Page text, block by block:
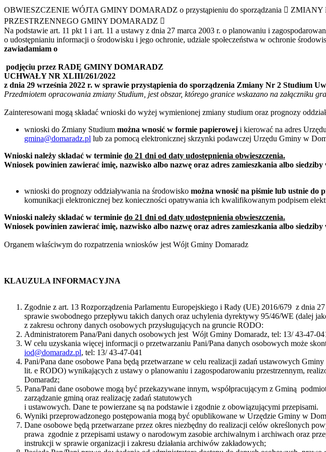
OBWIESZCZENIE WÓJTA GMINY DOMARADZ o przystąpieniu do sporządzania 
PRZESTRZENNEGO GMINY DOMARADZ 
Na podstawie art. 11 pkt 1 i art. 11 a ustawy z dnia 27 marca 2003 r. o planowaniu i
o udostępnianiu informacji o środowisku i jego ochronie, udziale społeczeństwa w ochronie
zawiadamiam o
podjęciu przez RADĘ GMINY DOMARADZ
UCHWAŁY NR XLIII/261/2022
z dnia 29 września 2022 r. w sprawie przystąpienia do sporządzenia Zmiany Nr 2 Studium
Przedmiotem opracowania zmiany Studium, jest obszar, którego granice wskazano na załączniku
Zainteresowani mogą składać wnioski do wyżej wymienionej zmiany studium oraz prognozy
wnioski do Zmiany Studium można wnosić w formie papierowej i kierować na adres
gmina@domaradz.pl lub za pomocą elektronicznej skrzynki podawczej Urzędu Gminy w
Wnioski należy składać w terminie do 21 dni od daty udostępnienia obwieszczenia.
Wniosek powinien zawierać imię, nazwisko albo nazwę oraz adres zamieszkania albo
wnioski do prognozy oddziaływania na środowisko można wnosić na piśmie lub ustnie do
komunikacji elektronicznej bez konieczności opatrywania ich kwalifikowanym podpisem
Wnioski należy składać w terminie do 21 dni od daty udostępnienia obwieszczenia.
Wniosek powinien zawierać imię, nazwisko albo nazwę oraz adres zamieszkania albo
Organem właściwym do rozpatrzenia wniosków jest Wójt Gminy Domaradz
KLAUZULA INFORMACYJNA
Zgodnie z art. 13 Rozporządzenia Parlamentu Europejskiego i Rady (UE) 2016/679 z dnia
sprawie swobodnego przepływu takich danych oraz uchylenia dyrektywy 95/46/WE (dalej
z zakresu ochrony danych osobowych przysługujących na gruncie RODO:
Administratorem Pana/Pani danych osobowych jest Wójt Gminy Domaradz, tel: 13/ 43-47-
W celu uzyskania więcej informacji o przetwarzaniu Pani/Pana danych osobowych może
iod@domaradz.pl, tel: 13/ 43-47-041
Pani/Pana dane osobowe Pana będą przetwarzane w celu realizacji zadań ustawowych
lit. e RODO) wynikających z ustawy o planowaniu i zagospodarowaniu przestrzennym,
Domaradz;
Pana/Pani dane osobowe mogą być przekazywane innym, współpracującym z Gminą
zarządzanie gminą oraz realizację zadań statutowych
i ustawowych. Dane te powierzane są na podstawie i zgodnie z obowiązującymi przepisami.
Wyniki przeprowadzonego postępowania mogą być opublikowane w Urzędzie Gminy w
Dane osobowe będą przetwarzane przez okres niezbędny do realizacji celów określonych
prawa zgodnie z przepisami ustawy o narodowym zasobie archiwalnym i archiwach oraz
instrukcji w sprawie organizacji i zakresu działania archiwów zakładowych;